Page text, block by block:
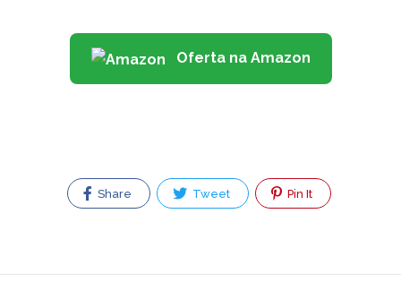
Oferta na Amazon
Share Tweet Pin It